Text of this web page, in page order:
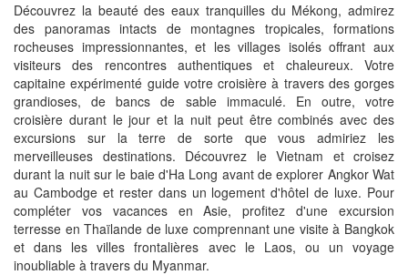
Découvrez la beauté des eaux tranquilles du Mékong, admirez
des panoramas intacts de montagnes tropicales, formations
rocheuses impressionnantes, et les villages isolés offrant aux
visiteurs des rencontres authentiques et chaleureux. Votre
capitaine expérimenté guide votre croisière à travers des gorges
grandioses, de bancs de sable immaculé. En outre, votre
croisière durant le jour et la nuit peut être combinés avec des
excursions sur la terre de sorte que vous admiriez les
merveilleuses destinations. Découvrez le Vietnam et croisez
durant la nuit sur le baie d'Ha Long avant de explorer Angkor Wat
au Cambodge et rester dans un logement d'hôtel de luxe. Pour
compléter vos vacances en Asie, profitez d'une excursion
terresse en Thaïlande de luxe comprennant une visite à Bangkok
et dans les villes frontalières avec le Laos, ou un voyage
inoubliable à travers du Myanmar.